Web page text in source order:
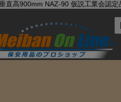
直高900mm NAZ-90 仮説工業会認